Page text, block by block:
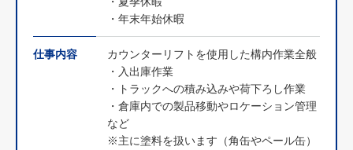
・年末年始休暇
仕事内容
カウンターリフトを使用した構内作業全般
・入出庫作業
・トラックへの積み込みや荷下ろし作業
・倉庫内での製品移動やロケーション管理
など
※主に塗料を扱います（角缶やペール缶）